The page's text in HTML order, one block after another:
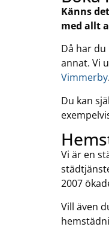
Känns
med allt
Då har
annat. Vi
Vimmerby.
Du kan
Vi är en
2007
Vill även